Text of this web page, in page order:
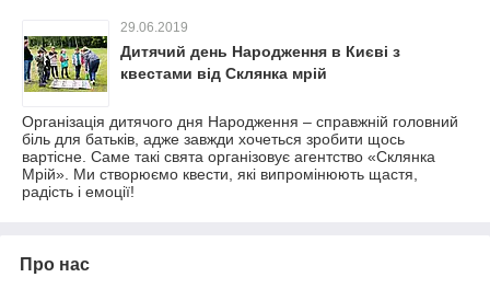
29.06.2019
Дитячий день Народження в Києві з
квестами від Склянка мрій
Організація дитячого дня Народження – справжній головний
біль для батьків, адже завжди хочеться зробити щось
вартісне. Саме такі свята організовує агентство «Склянка
Мрій». Ми створюємо квести, які випромінюють щастя,
радість і емоції!
Про нас